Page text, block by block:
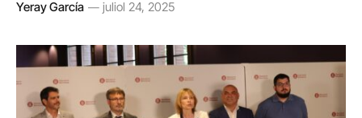
Yeray García juliol 24, 2025